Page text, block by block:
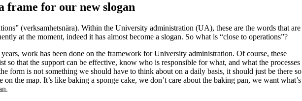
frame for our new slogan
(verksamhetsnära). Within the University administration (UA), these are the words that are
at the moment, indeed it has almost become a slogan. So what is “close to operations”?
work has been done on the framework for University administration. Of course, these
so that the support can be effective, know who is responsible for what, and what the processes
form is not something we should have to think about on a daily basis, it should just be there so
on the map. It’s like baking a sponge cake, we don’t care about the baking pan, we want what’s